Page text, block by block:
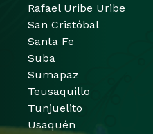
Rafael Uribe Uribe
San Cristóbal
Santa Fe
Suba
Sumapaz
Teusaquillo
Tunjuelito
Usaquén